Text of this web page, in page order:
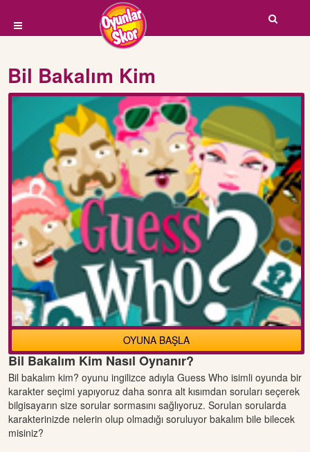
Bil Bakalım Kim
OYUNA BAŞLA
Bil Bakalım Kim Nasıl Oynanır?
Bil bakalım kim? oyunu ingilizce adıyla Guess Who isimli oyunda bir
karakter seçimi yapıyoruz daha sonra alt kısımdan soruları seçerek
bilgisayarın size sorular sormasını sağlıyoruz. Sorulan sorularda
karakterinizde nelerin olup olmadığı soruluyor bakalım bile bilecek
misiniz?